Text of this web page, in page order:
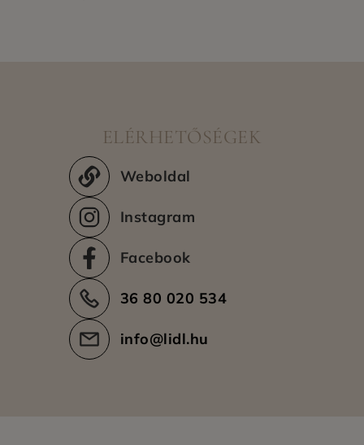
ELÉRHETŐSÉGEK
Weboldal
Instagram
Facebook
36 80 020 534
info@lidl.hu